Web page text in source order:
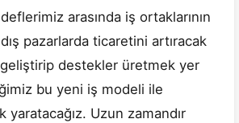
arasında iş ortaklarının
pazarlarda ticaretini artıracak
destekler üretmek yer
bu yeni iş modeli ile
yaratacağız. Uzun zamandır